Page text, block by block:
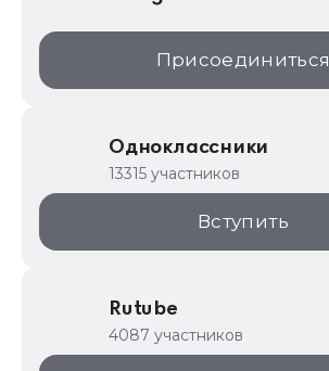
Присоединиться
Одноклассники
13315 участников
Вступить
Rutube
4087 участников